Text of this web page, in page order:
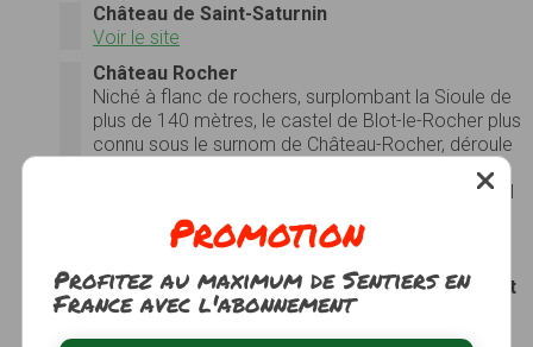
Château de Saint-Saturnin
Voir le site
Château Rocher
Niché à flanc de rochers, surplombant la Sioule de
plus de 140 mètres, le castel de Blot-le-Rocher plus
connu sous le surnom de Château-Rocher, déroule
ses murailles abimées par les ans, ultime vestige
d’un passé militaire très important dans la région. Il
faisait, en effet, parti d’un réseau de forteresses
jalonnant la vallée de la Sioule et dont la plupart
Construit à la fin du XIème siècle parArchambault
IV le Fort, seigneur de Bourbon, le château, dont
quelques pans de murs de cette époque existent
Promotion
Profitez au maximum de Sentiers en
France avec l'abonnement